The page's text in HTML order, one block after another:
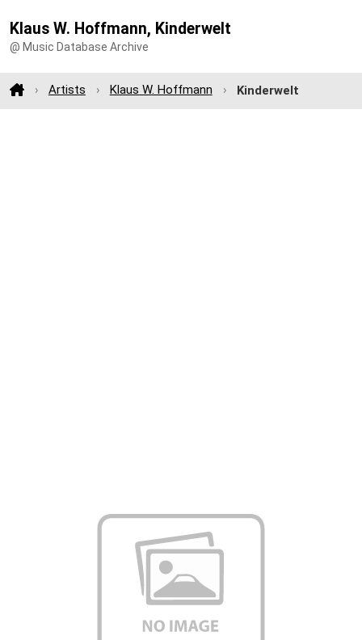
Klaus W. Hoffmann, Kinderwelt
@ Music Database Archive
Artists Klaus W. Hoffmann Kinderwelt